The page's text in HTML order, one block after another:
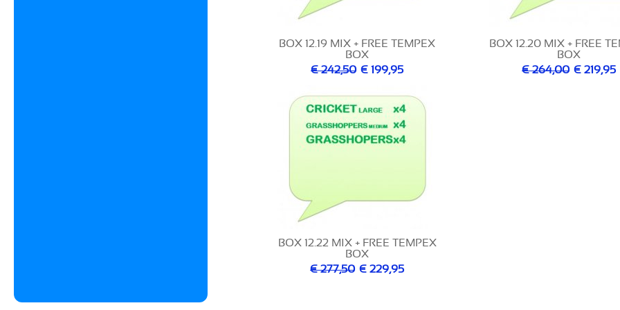
BOX 12.19 MIX + FREE TEMPEX
BOX
€ 242,50 € 199,95
BOX 12.20 MIX + FREE
BOX
€ 264,00 € 219,95
BOX 12.22 MIX + FREE TEMPEX
BOX
€ 277,50 € 229,95